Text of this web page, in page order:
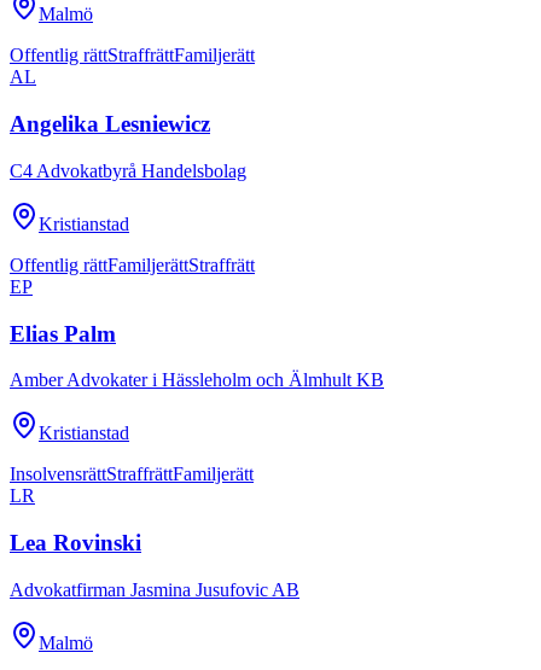
Malmö
Offentlig rättStraffrättFamiljerätt
AL
Angelika Lesniewicz
C4 Advokatbyrå Handelsbolag
Kristianstad
Offentlig rättFamiljerättStraffrätt
EP
Elias Palm
Amber Advokater i Hässleholm och Älmhult KB
Kristianstad
InsolvensrättStraffrättFamiljerätt
LR
Lea Rovinski
Advokatfirman Jasmina Jusufovic AB
Malmö